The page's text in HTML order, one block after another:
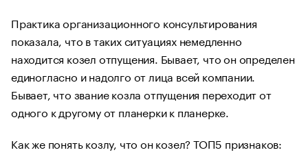
Практика организационного консультирования
показала, что в таких ситуациях немедленно
находится козел отпущения. Бывает, что он определен
единогласно и надолго от лица всей компании.
Бывает, что звание козла отпущения переходит от
одного к другому от планерки к планерке.
Как же понять козлу, что он козел? ТОП5 признаков: